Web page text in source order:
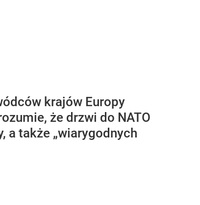
krajów Europy
że drzwi do NATO
a także „wiarygodnych